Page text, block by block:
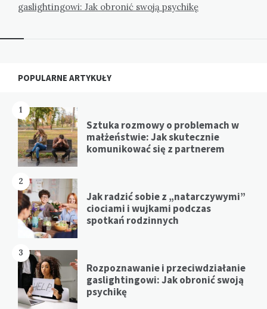
gaslightingowi: Jak obronić swoją psychikę
Widgets
POPULARNE ARTYKUŁY
1
Sztuka rozmowy o problemach w
małżeństwie: Jak skutecznie
komunikować się z partnerem
2
Jak radzić sobie z „natarczywymi”
ciociami i wujkami podczas
spotkań rodzinnych
3
Rozpoznawanie i przeciwdziałanie
gaslightingowi: Jak obronić swoją
psychikę